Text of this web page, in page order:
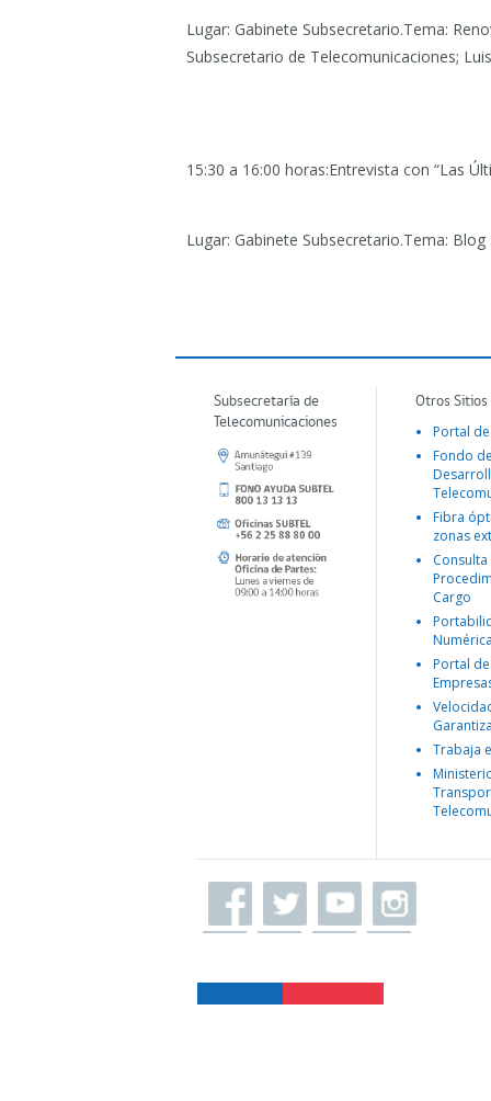
Lugar: Gabinete Subsecretario.Tema:
Subsecretario de Telecomunicaciones;
15:30 a 16:00 horas:Entrevista con “Las
Lugar: Gabinete Subsecretario.Tema:
Subsecretaría de
Telecomunicaciones
Otros
Portal
Fondo
Fibra
zonas
Consulta
Cargo
Portal
Trabaja